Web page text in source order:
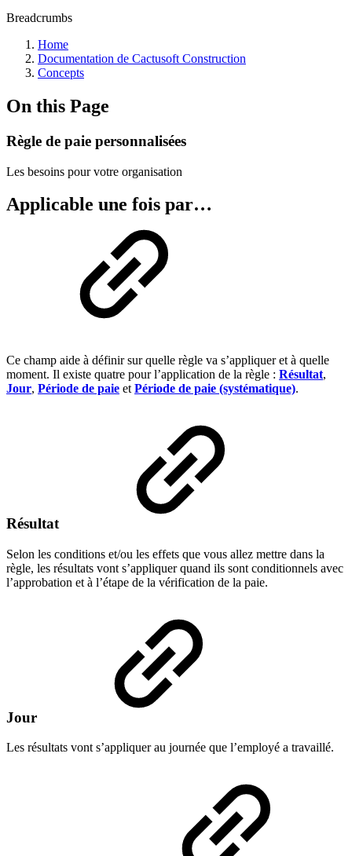
Breadcrumbs
Home
Documentation de Cactusoft Construction
Concepts
On this Page
Règle de paie personnalisées
Les besoins pour votre organisation
Applicable une fois par…
Ce champ aide à définir sur quelle règle va s’appliquer et à quelle
moment. Il existe quatre pour l’application de la règle : Résultat,
Jour, Période de paie et Période de paie (systématique).
Résultat
Selon les conditions et/ou les effets que vous allez mettre dans la
règle, les résultats vont s’appliquer quand ils sont conditionnels avec
l’approbation et à l’étape de la vérification de la paie.
Jour
Les résultats vont s’appliquer au journée que l’employé a travaillé.